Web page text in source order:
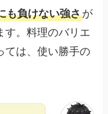
も負けない強さが
す。料理のバリエ
ては、使い勝手の